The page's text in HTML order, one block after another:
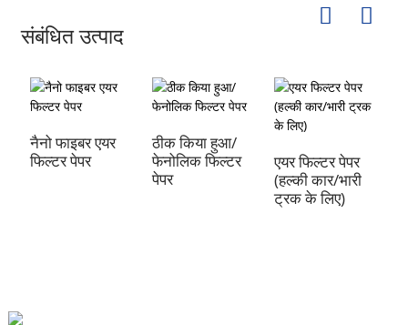
संबंधित उत्पाद
नैनो फाइबर एयर
फिल्टर पेपर
ठीक किया हुआ/
फेनोलिक फिल्टर
पेपर
एयर फिल्टर पेपर
(हल्की कार/भारी
ट्रक के लिए)